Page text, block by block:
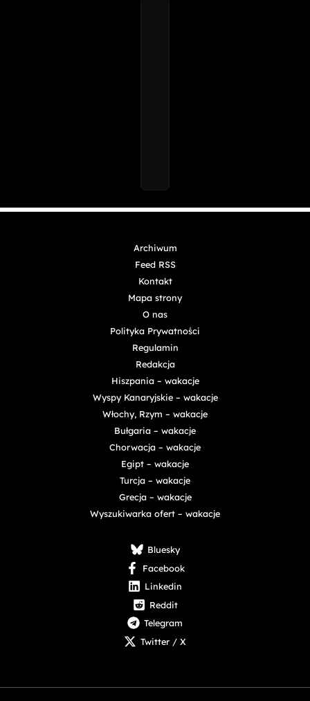
Archiwum
Feed RSS
Kontakt
Mapa strony
O nas
Polityka Prywatności
Regulamin
Redakcja
Hiszpania – wakacje
Wyspy Kanaryjskie – wakacje
Włochy, Rzym – wakacje
Bułgaria – wakacje
Chorwacja – wakacje
Egipt – wakacje
Turcja – wakacje
Grecja – wakacje
Wyszukiwarka ofert – wakacje
Bluesky
Facebook
Linkedin
Reddit
Telegram
Twitter / X